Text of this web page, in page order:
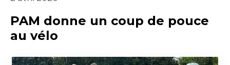
PAM donne un coup de pouce
au vélo